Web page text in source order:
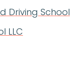
Driving School
LLC